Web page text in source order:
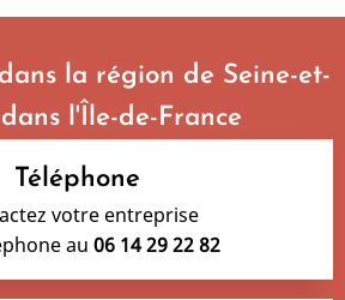
la région de Seine-et-
l'Île-de-France
Téléphone
votre entreprise
au 06 14 29 22 82